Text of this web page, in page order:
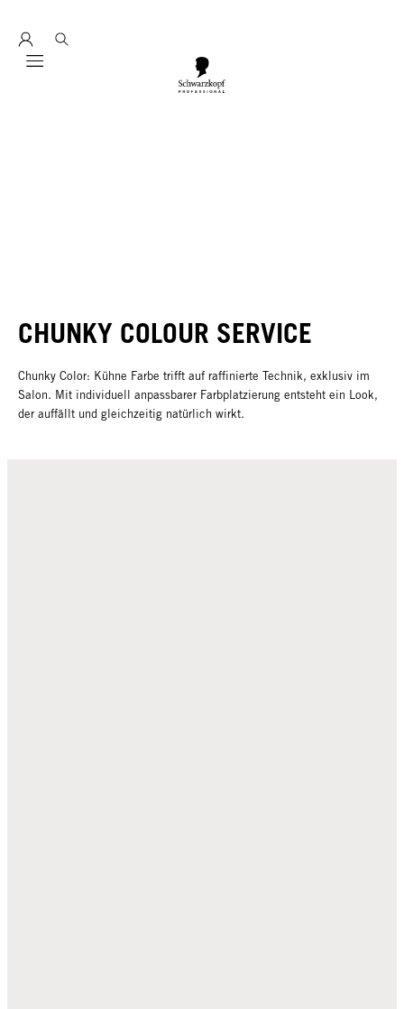
Mobile navigation
CHUNKY COLOUR SERVICE
Chunky Color: Kühne Farbe trifft auf raffinierte Technik, exklusiv im
Salon. Mit individuell anpassbarer Farbplatzierung entsteht ein Look,
der auffällt und gleichzeitig natürlich wirkt.